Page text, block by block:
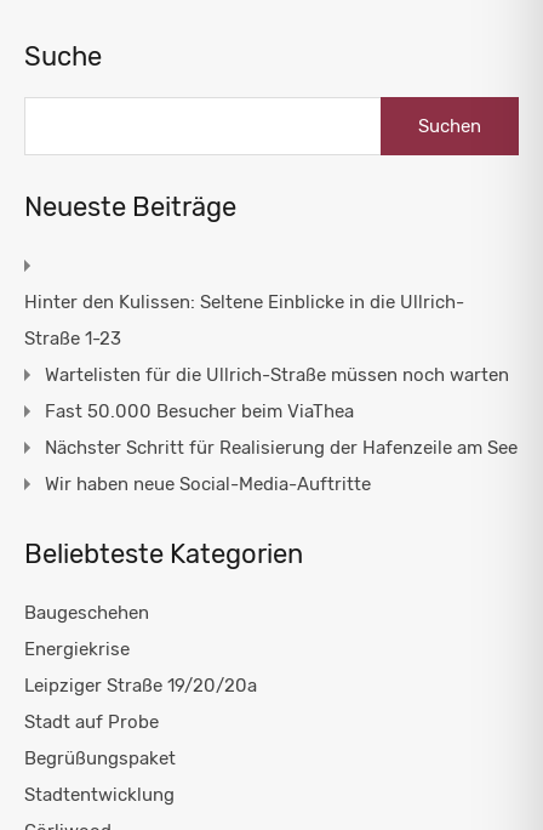
Suche
nach:
Neueste Beiträge
Hinter den Kulissen: Seltene Einblicke in die Ullrich-
Straße 1-23
Wartelisten für die Ullrich-Straße müssen noch warten
Fast 50.000 Besucher beim ViaThea
Nächster Schritt für Realisierung der Hafenzeile am See
Wir haben neue Social-Media-Auftritte
Beliebteste Kategorien
Baugeschehen
Energiekrise
Leipziger Straße 19/20/20a
Stadt auf Probe
Begrüßungspaket
Stadtentwicklung